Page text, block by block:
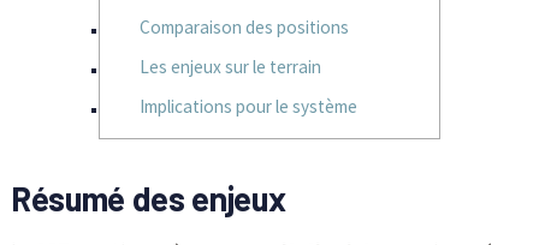
Comparaison des positions
Les enjeux sur le terrain
Implications pour le système
Résumé des enjeux